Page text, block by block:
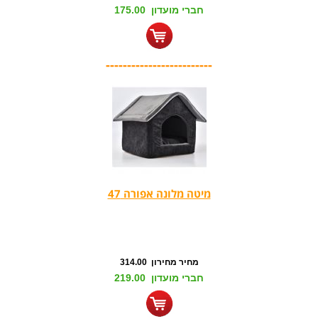
חברי מועדון 175.00
-------------------------
מיטה מלונה אפורה 47
מחיר מחירון 314.00
חברי מועדון 219.00